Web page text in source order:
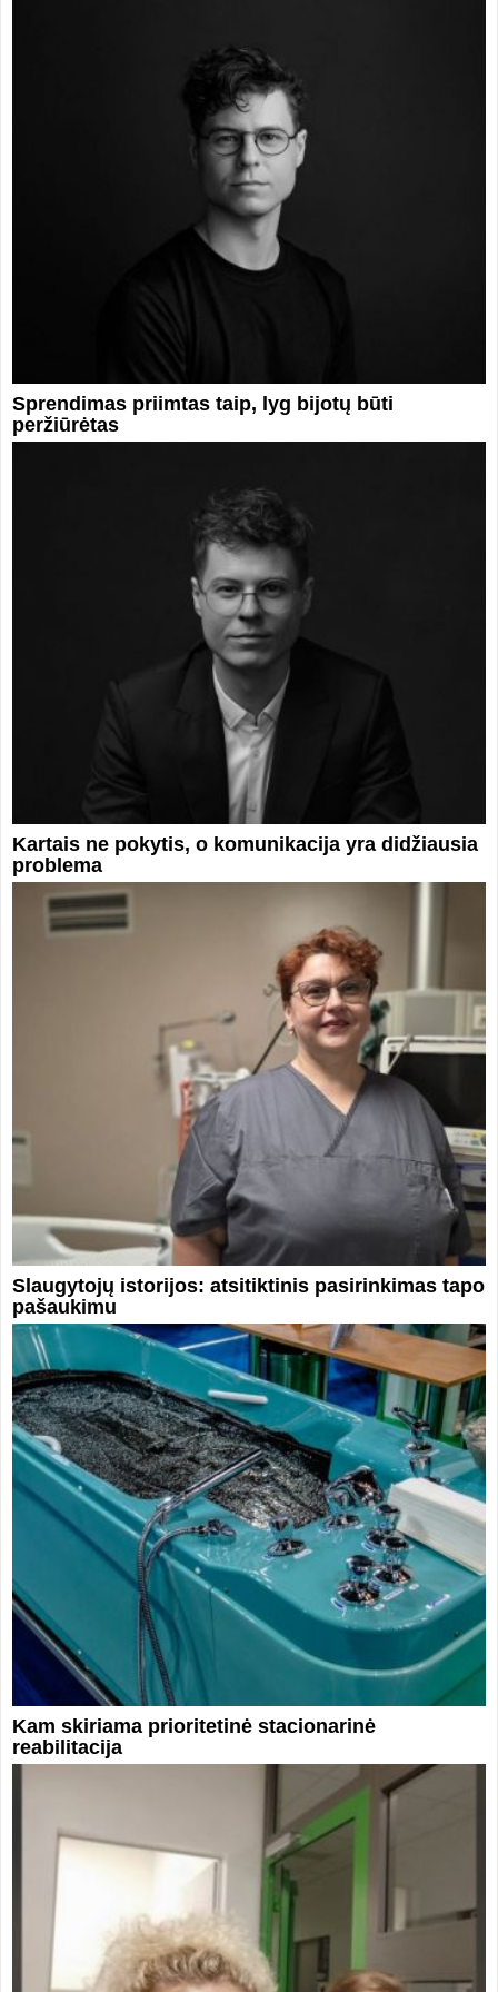
Sprendimas priimtas taip, lyg bijotų būti
peržiūrėtas
Kartais ne pokytis, o komunikacija yra didžiausia
problema
Slaugytojų istorijos: atsitiktinis pasirinkimas tapo
pašaukimu
Kam skiriama prioritetinė stacionarinė
reabilitacija